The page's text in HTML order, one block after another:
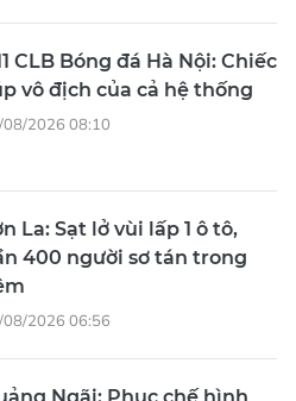
CLB Bóng đá Hà Nội: Chiếc
vô địch của cả hệ thống
2026 08:10
La: Sạt lở vùi lấp 1 ô tô,
400 người sơ tán trong
2026 06:56
Ngãi: Phục chế hình